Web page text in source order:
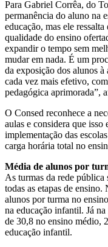
Para Gabriel Corrêa, do
permanência do aluno na
educação, mas ele
qualidade do ensino
expandir o tempo sem
mudar em nada. É um
da exposição dos alunos
cada vez mais efetivo,
pedagógica aprimorada”,
O Consed reconhece a
aulas e considera que isso
implementação das
carga horária total no
Média de alunos por
As turmas da rede pública
todas as etapas de
alunos por turma no
na educação infantil. Já
de 30,8 no ensino médio,
educação infantil.